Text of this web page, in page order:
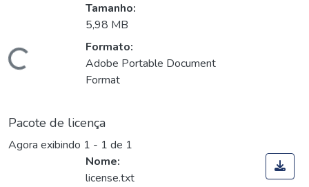
Carregando...
Tamanho:
5,98 MB
Formato:
Adobe Portable Document
Format
Pacote de licença
Agora exibindo 1 - 1 de 1
Nome:
license.txt